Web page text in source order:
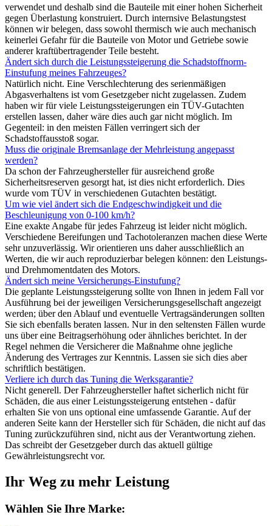
verwendet und deshalb sind die Bauteile mit einer hohen Sicherheit
gegen Überlastung konstruiert. Durch internsive Belastungstest
können wir belegen, dass sowohl thermisch wie auch mechanisch
keinerlei Gefahr für die Bauteile von Motor und Getriebe sowie
anderer kraftübertragender Teile besteht.
Ändert sich durch die Leistungssteigerung die Schadstoffnorm-
Einstufung meines Fahrzeuges?
Natürlich nicht. Eine Verschlechterung des serienmäßigen
Abgasverhaltens ist vom Gesetzgeber nicht zugelassen. Zudem
haben wir für viele Leistungssteigerungen ein TÜV-Gutachten
erstellen lassen, daher wäre dies auch gar nicht möglich. Im
Gegenteil: in den meisten Fällen verringert sich der
Schadstoffausstoß sogar.
Muss die originale Bremsanlage der Mehrleistung angepasst
werden?
Da schon der Fahrzeughersteller für ausreichend große
Sicherheitsreserven gesorgt hat, ist dies nicht erforderlich. Dies
wurde vom TÜV in verschiedenen Gutachten bestätigt.
Um wie viel ändert sich die Endgeschwindigkeit und die
Beschleunigung von 0-100 km/h?
Eine exakte Angabe für jedes Fahrzeug ist leider nicht möglich.
Verschiedene Bereifungen und Tachotoleranzen machen diese Werte
sehr unzuverlässig. Wir orientieren uns daher ausschließlich an
Werten, die wir auch reproduzierbar belegen können: den Leistungs-
und Drehmomentdaten des Motors.
Ändert sich meine Versicherungs-Einstufung?
Die geplante Leistungssteigerung sollte von Ihnen in jedem Fall vor
Ausführung bei der jeweiligen Versicherungsgesellschaft angezeigt
werden; über den Ablauf und eventuelle Vertragsänderungen sollten
Sie sich ebenfalls beraten lassen. Nur in den seltensten Fällen wurde
uns über eine Beitragserhöhung oder ähnliches berichtet. In der
Regel nehmen die Versicherer die Maßnahme ohne jegliche
Änderung des Vertrages zur Kenntnis. Lassen sie sich dies aber
schriftlich bestätigen.
Verliere ich durch das Tuning die Werksgarantie?
Nicht generell. Der Fahrzeughersteller haftet sicherlich nicht für
Schäden, die aus einer Leistungssteigerung entstehen - dafür
erhalten Sie von uns optional eine umfassende Garantie. Auf der
anderen Seite kann der Hersteller sich für Schäden, die nicht auf das
Tuning zurückzuführen sind, nicht aus der Verantwortung ziehen.
Das schreibt der Gesetzgeber durch das aktuell gültige
Gewährleistungsrecht vor.
Ihr Weg zu mehr Leistung
Wählen Sie Ihre Marke: